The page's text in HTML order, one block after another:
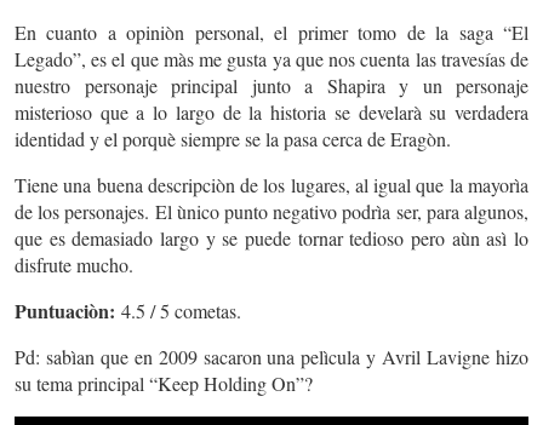
En cuanto a opiniòn personal, el primer tomo de la saga “El
Legado”, es el que màs me gusta ya que nos cuenta las travesías de
nuestro personaje principal junto a Shapira y un personaje
misterioso que a lo largo de la historia se develarà su verdadera
identidad y el porquè siempre se la pasa cerca de Eragòn.
Tiene una buena descripciòn de los lugares, al igual que la mayorìa
de los personajes. El ùnico punto negativo podrìa ser, para algunos,
que es demasiado largo y se puede tornar tedioso pero aùn asì lo
disfrute mucho.
Puntuaciòn: 4.5 / 5 cometas.
Pd: sabìan que en 2009 sacaron una pelìcula y Avril Lavigne hizo
su tema principal “Keep Holding On”?